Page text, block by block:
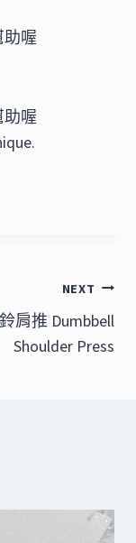
助喔
助喔
NEXT
肩推 Dumbbell
Shoulder Press